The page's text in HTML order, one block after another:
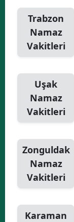
Trabzon
Namaz
Vakitleri
Uşak
Namaz
Vakitleri
Zonguldak
Namaz
Vakitleri
Karaman